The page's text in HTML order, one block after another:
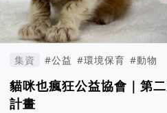
集資 #公益 #環境保育 #動物
貓咪也瘋狂公益協會｜第
計畫